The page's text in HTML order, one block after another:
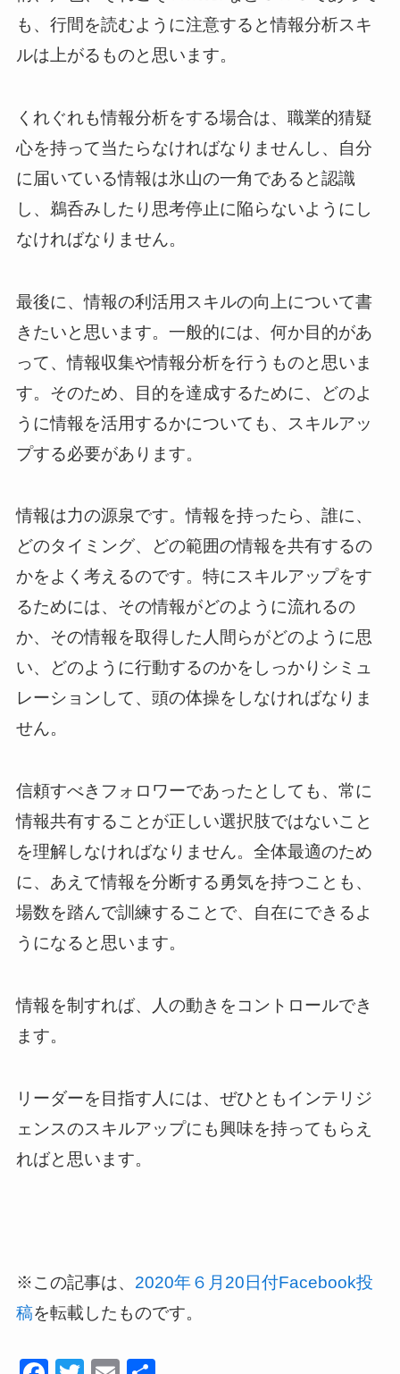
も、行間を読むように注意すると情報分析スキ
ルは上がるものと思います。
くれぐれも情報分析をする場合は、職業的猜疑
心を持って当たらなければなりませんし、自分
に届いている情報は氷山の一角であると認識
し、鵜呑みしたり思考停止に陥らないようにし
なければなりません。
最後に、情報の利活用スキルの向上について書
きたいと思います。一般的には、何か目的があ
って、情報収集や情報分析を行うものと思いま
す。そのため、目的を達成するために、どのよ
うに情報を活用するかについても、スキルアッ
プする必要があります。
情報は力の源泉です。情報を持ったら、誰に、
どのタイミング、どの範囲の情報を共有するの
かをよく考えるのです。特にスキルアップをす
るためには、その情報がどのように流れるの
か、その情報を取得した人間らがどのように思
い、どのように行動するのかをしっかりシミュ
レーションして、頭の体操をしなければなりま
せん。
信頼すべきフォロワーであったとしても、常に
情報共有することが正しい選択肢ではないこと
を理解しなければなりません。全体最適のため
に、あえて情報を分断する勇気を持つことも、
場数を踏んで訓練することで、自在にできるよ
うになると思います。
情報を制すれば、人の動きをコントロールでき
ます。
リーダーを目指す人には、ぜひともインテリジ
ェンスのスキルアップにも興味を持ってもらえ
ればと思います。
※この記事は、
2020年６月20日付Facebook投
稿を転載したものです。